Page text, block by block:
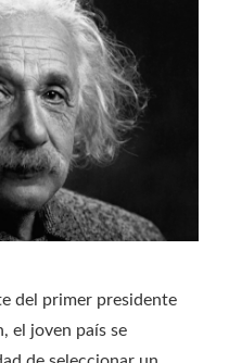
del primer presidente
el joven país se